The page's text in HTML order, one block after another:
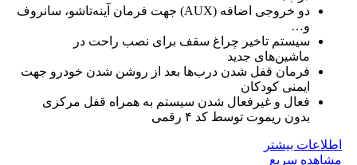
دو خروجی اضافه (AUX) جهت فرمان آینه‌تاشو، سانروف
و…
سیستم تاخیر چراغ سقف برای نصب راحت در
ماشین‌های جدید
فرمان قفل شدن درب‌ها بعد از روشن شدن خودرو جهت
ایمنی کودکان
فعال و غیرفعال شدن سیستم به همراه قفل مرکزی
بدون ریموت توسط کد ۴ رقمی
اطلاعات بیشتر
مشاهده سریع